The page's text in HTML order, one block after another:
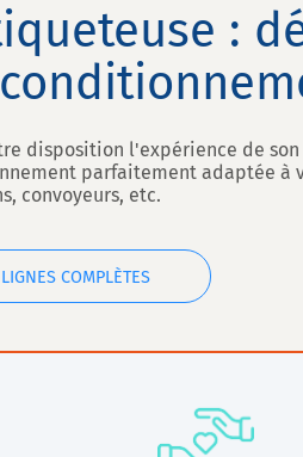
:
disposition l'expérience de
parfaitement adaptée à
convoyeurs, etc.
COMPLÈTES